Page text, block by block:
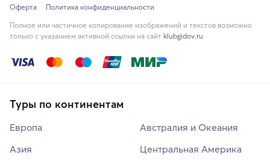
Оферта
Политика конфиденциальности
Полное или частичное копирование изображений и текстов возможно
только с указанием активной ссылки на сайт klubgidov.ru
Туры по континентам
Европа
Азия
Австралия и Океания
Центральная Америка